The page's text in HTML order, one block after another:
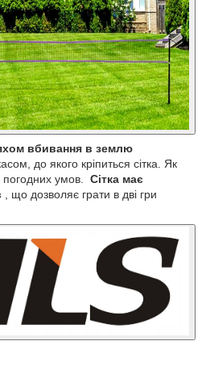
вбивання в землю
до якого кріпиться сітка. Як
погодних умов. Сітка має
, що дозволяє грати в дві гри